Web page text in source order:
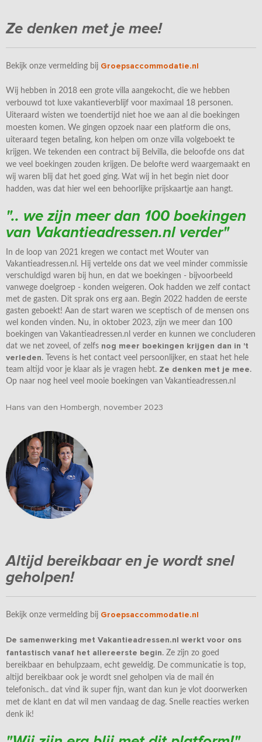
Ze denken met je mee!
Bekijk onze vermelding bij Groepsaccommodatie.nl
Wij hebben in 2018 een grote villa aangekocht, die we hebben
verbouwd tot luxe vakantieverblijf voor maximaal 18 personen.
Uiteraard wisten we toendertijd niet hoe we aan al die boekingen
moesten komen. We gingen opzoek naar een platform die ons,
uiteraard tegen betaling, kon helpen om onze villa volgeboekt te
krijgen. We tekenden een contract bij Belvilla, die beloofde ons dat
we veel boekingen zouden krijgen. De belofte werd waargemaakt en
wij waren blij dat het goed ging. Wat wij in het begin niet door
hadden, was dat hier wel een behoorlijke prijskaartje aan hangt.
".. we zijn meer dan 100 boekingen
van Vakantieadressen.nl verder"
In de loop van 2021 kregen we contact met Wouter van
Vakantieadressen.nl. Hij vertelde ons dat we veel minder commissie
verschuldigd waren bij hun, en dat we boekingen - bijvoorbeeld
vanwege doelgroep - konden weigeren. Ook hadden we zelf contact
met de gasten. Dit sprak ons erg aan. Begin 2022 hadden de eerste
gasten geboekt! Aan de start waren we sceptisch of de mensen ons
wel konden vinden. Nu, in oktober 2023, zijn we meer dan 100
boekingen van Vakantieadressen.nl verder en kunnen we concluderen
dat we net zoveel, of zelfs nog meer boekingen krijgen dan in 't
verleden. Tevens is het contact veel persoonlijker, en staat het hele
team altijd voor je klaar als je vragen hebt. Ze denken met je mee.
Op naar nog heel veel mooie boekingen van Vakantieadressen.nl
Hans van den Hombergh, november 2023
Altijd bereikbaar en je wordt snel
geholpen!
Bekijk onze vermelding bij Groepsaccommodatie.nl
De samenwerking met Vakantieadressen.nl werkt voor ons
fantastisch vanaf het allereerste begin. Ze zijn zo goed
bereikbaar en behulpzaam, echt geweldig. De communicatie is top,
altijd bereikbaar ook je wordt snel geholpen via de mail én
telefonisch.. dat vind ik super fijn, want dan kun je vlot doorwerken
met de klant en dat wil men vandaag de dag. Snelle reacties werken
denk ik!